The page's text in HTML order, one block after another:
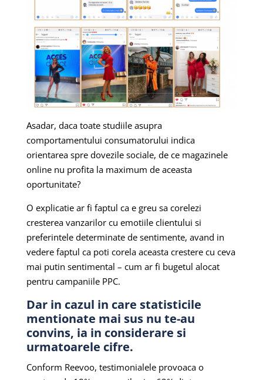
Asadar, daca toate studiile asupra
comportamentului consumatorului indica
orientarea spre dovezile sociale, de ce magazinele
online nu profita la maximum de aceasta
oportunitate?
O explicatie ar fi faptul ca e greu sa corelezi
cresterea vanzarilor cu emotiile clientului si
preferintele determinate de sentimente, avand in
vedere faptul ca poti corela aceasta crestere cu ceva
mai putin sentimental – cum ar fi bugetul alocat
pentru campaniile PPC.
Dar in cazul in care statisticile
mentionate mai sus nu te-au
convins, ia in considerare si
urmatoarele cifre.
Conform Reevoo, testimonialele provoaca o